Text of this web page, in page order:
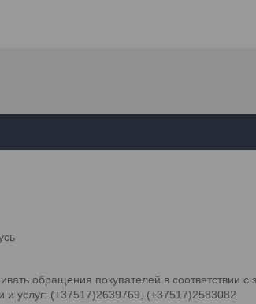
обращения покупателей в соответствии
и услуг: (+37517)2639769, (+37517)2583082